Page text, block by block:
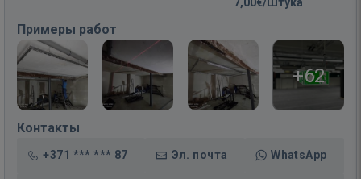
Примеры работ
+62
Контакты
+371 *** *** 87 Эл. почта WhatsApp